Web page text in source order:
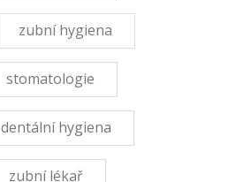
zubní hygiena
stomatologie
dentální hygiena
zubní lékař